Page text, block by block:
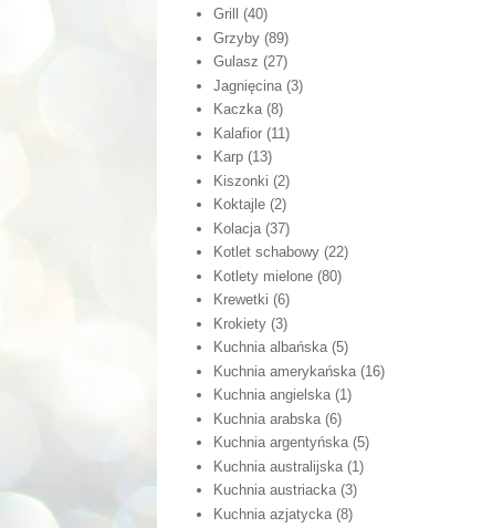
Grill
(40)
Grzyby (89)
Gulasz (27)
Jagnięcina (3)
Kaczka (8)
Kalafior (11)
Karp (13)
Kiszonki (2)
Koktajle (2)
Kolacja (37)
Kotlet schabowy (22)
Kotlety mielone (80)
Krewetki (6)
Krokiety (3)
Kuchnia albańska (5)
Kuchnia amerykańska (16)
Kuchnia angielska (1)
Kuchnia arabska (6)
Kuchnia argentyńska (5)
Kuchnia australijska (1)
Kuchnia austriacka (3)
Kuchnia azjatycka (8)